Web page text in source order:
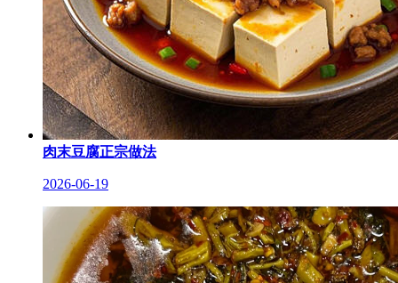
肉末豆腐正宗做法
2026-06-19